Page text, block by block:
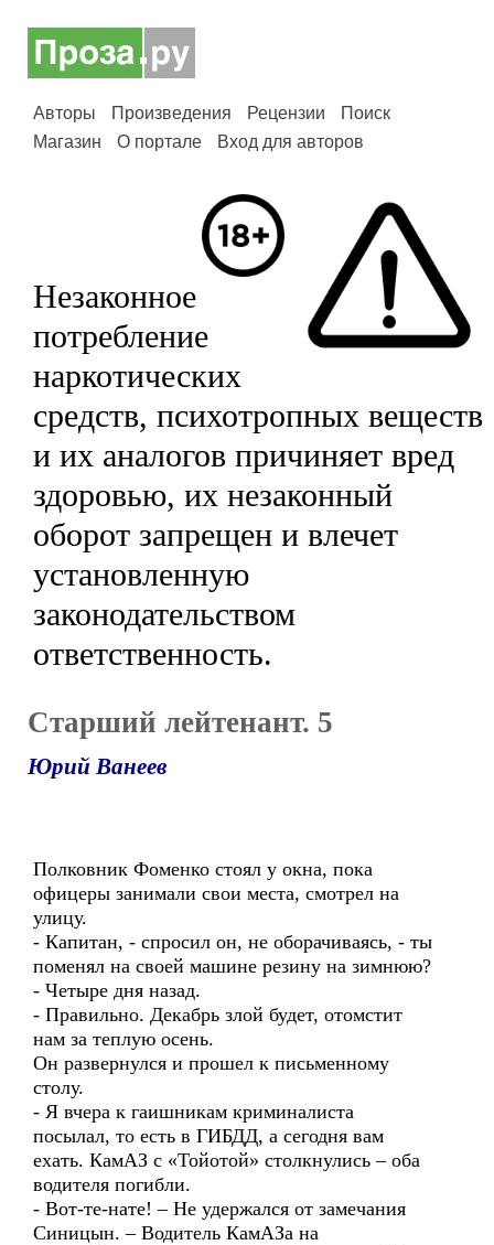
Авторы Произведения Рецензии
Поиск
Магазин
О портале Вход для авторов
Незаконное
потребление
наркотических
средств, психотропных веществ
и их аналогов причиняет вред
здоровью, их незаконный
оборот запрещен и влечет
установленную
законодательством
ответственность.
Старший лейтенант. 5
Юрий Ванеев
Полковник Фоменко стоял у окна, пока
офицеры занимали свои места, смотрел на
улицу.
- Капитан, - спросил он, не оборачиваясь, - ты
поменял на своей машине резину на зимнюю?
- Четыре дня назад.
- Правильно. Декабрь злой будет, отомстит
нам за теплую осень.
Он развернулся и прошел к письменному
столу.
- Я вчера к гаишникам криминалиста
посылал, то есть в ГИБДД, а сегодня вам
ехать. КамАЗ с «Тойотой» столкнулись – оба
водителя погибли.
- Вот-те-нате! – Не удержался от замечания
Синицын. – Водитель КамАЗа на